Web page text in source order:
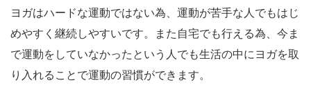
ヨガはハードな運動ではない為、運動が苦手な人でもはじ
めやすく継続しやすいです。また自宅でも行える為、今ま
で運動をしていなかったという人でも生活の中にヨガを取
り入れることで運動の習慣ができます。